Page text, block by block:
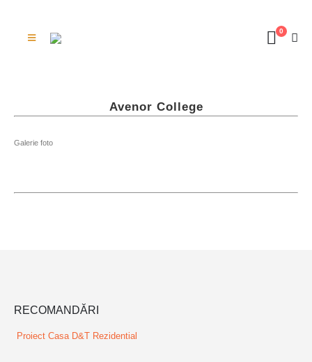
0
Avenor College
Galerie foto
RECOMANDĂRI
Proiect Casa D&T Rezidential